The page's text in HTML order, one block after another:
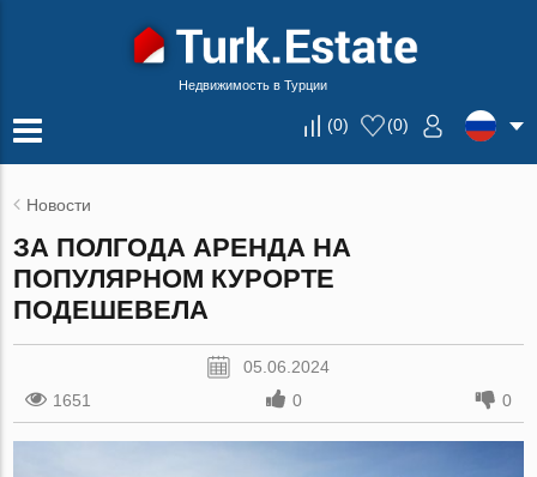
Недвижимость в Турции
(0) (0)
Новости
ЗА ПОЛГОДА АРЕНДА НА
ПОПУЛЯРНОМ КУРОРТЕ
ПОДЕШЕВЕЛА
05.06.2024
1651
0 0